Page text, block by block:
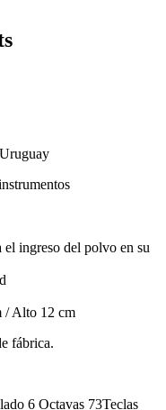
el ingreso del polvo en su
/ Alto 12 cm
fábrica.
6 Octavas 73Teclas